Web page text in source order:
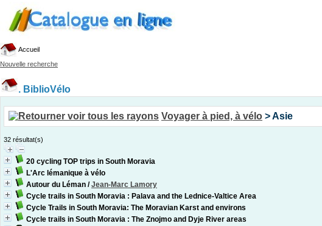
Accueil
Nouvelle recherche
. BiblioVélo
Voyager à pied, à vélo > Asie
32 résultat(s)
20 cycling TOP trips in South Moravia
L'Arc lémanique à vélo
Autour du Léman /Jean-Marc Lamory
Cycle trails in South Moravia : Palava and the Lednice-Valtice Area
Cycle Trails in South Moravia: The Moravian Karst and environs
Cycle trails in South Moravia : The Znojmo and Dyje River areas